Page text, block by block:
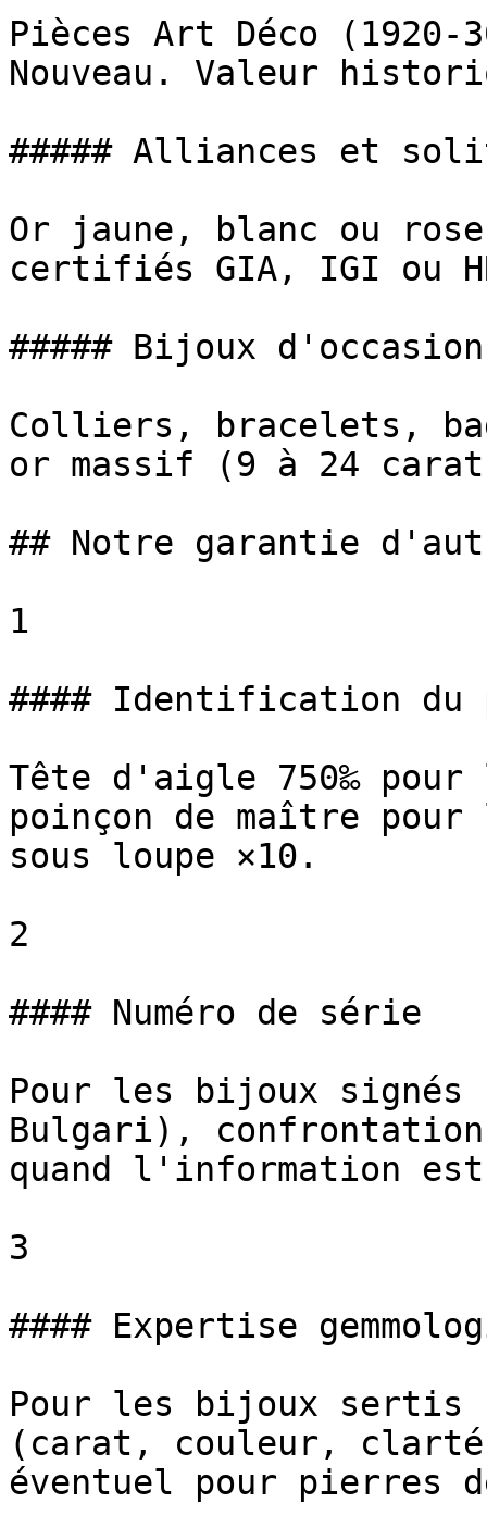
Pièces Art Déco
Nouveau. Valeur
##### Alliances et
Or jaune, blanc ou
certifiés GIA, IGI ou
##### Bijoux d'occasion
Colliers, bracelets,
or massif (9 à 24
## Notre garantie
1
#### Identification du
Tête d'aigle 750‰
poinçon de maître
sous loupe ×10.
2
#### Numéro de série
Pour les bijoux
Bulgari),
quand l'information
3
#### Expertise
Pour les bijoux sertis
(carat, couleur,
éventuel pour pierres